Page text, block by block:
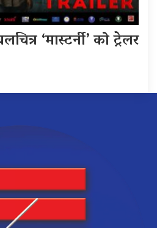
‘मास्टर्नी’ को ट्रेलर